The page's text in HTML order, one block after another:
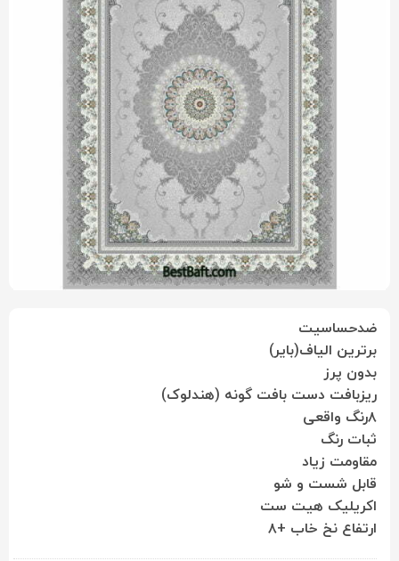
ضدحساسیت
برترین الیاف(بایر)
بدون پرز
ریزبافت دست بافت گونه (هندلوک)
۸رنگ واقعی
ثبات رنگ
مقاومت زیاد
قابل شست و شو
اکریلیک هیت ست
ارتفاع نخ خاب +۸